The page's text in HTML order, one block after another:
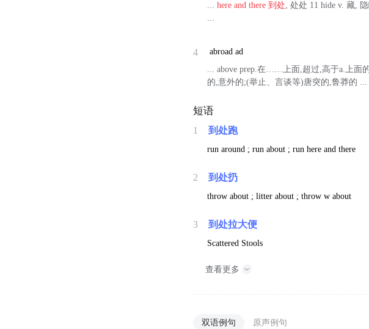
...here and there 到处, 处处 11 hide v. 藏,
...
4
abroad ad
... above prep.在……上面,超过,高于a.上面
的,意外的;(举止、言谈等)唐突的,鲁莽的 ...
短语
1 到处跑
run around ; run about ; run here and there
2 到处扔
throw about ; litter about ; throw w about
3 到处拉大便
Scattered Stools
查看更多
双语例句 原声例句